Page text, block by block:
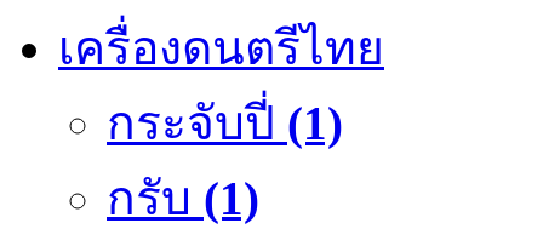
เครื่องดนตรีไทย
กระจับปี่ (1)
กรับ (1)